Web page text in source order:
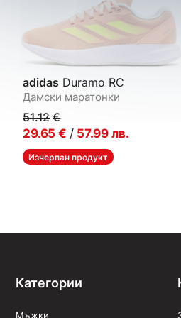
adidas Duramo RC
Дамски маратонки
51.12 €
29.65 € / 57.99 лв.
Изчерпан продукт
Категории
Мъжки